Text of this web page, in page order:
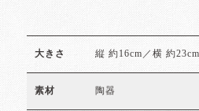
大きさ 縦 約16cm／横 約
素材 陶器